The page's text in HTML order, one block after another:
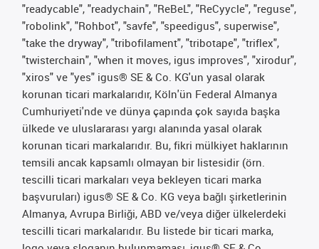
"readycable", "readychain", "ReBeL", "ReCyycle", "reguse",
"robolink", "Rohbot", "savfe", "speedigus", superwise",
"take the dryway", "tribofilament", "tribotape", "triflex",
"twisterchain", "when it moves, igus improves", "xirodur",
"xiros" ve "yes" igus® SE & Co. KG'un yasal olarak
korunan ticari markalarıdır, Köln'ün Federal Almanya
Cumhuriyeti'nde ve dünya çapında çok sayıda başka
ülkede ve uluslararası yargı alanında yasal olarak
korunan ticari markalarıdır. Bu, fikri mülkiyet haklarının
temsili ancak kapsamlı olmayan bir listesidir (örn.
tescilli ticari markaları veya bekleyen ticari marka
başvuruları) igus® SE & Co. KG veya bağlı şirketlerinin
Almanya, Avrupa Birliği, ABD ve/veya diğer ülkelerdeki
tescilli ticari markalarıdır. Bu listede bir ticari marka,